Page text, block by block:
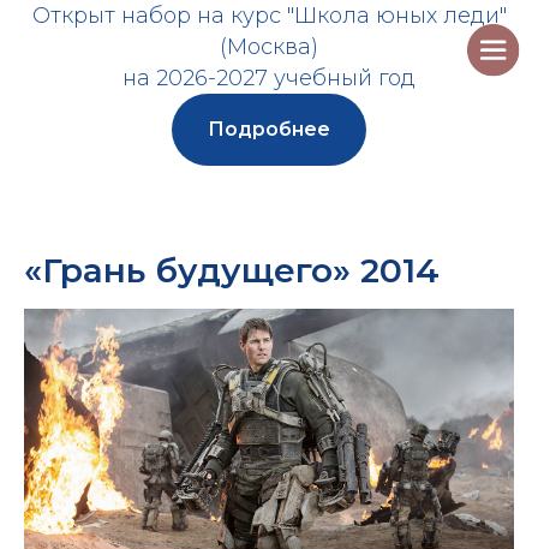
Открыт набор на курс "Школа юных леди"
(Москва)
на 2026-2027 учебный год
Подробнее
«Грань будущего» 2014